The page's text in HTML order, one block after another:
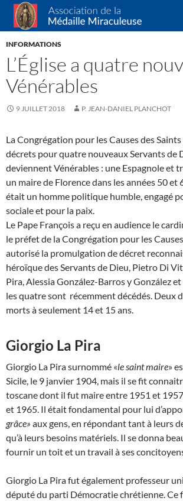
Association de la Médaille Miraculeuse
Recherche
ALLER
INFORMATIONS
L’Église a quatre
Vénérables
9 JUILLET 2018 P. JEAN-DANIEL PLANCHOT
La Congrégation pour les Causes des
décrets pour quatre nouveaux Servants de
deviennent Vénérables : une Espagnole et
un maire de Florence dans les années 50 et
était un homme politique humble, engagé
sociale et pour la paix.
Le Pape François a reçu en audience le
le préfet de la Congrégation pour les
autorisé la promulgation de décret
héroïque des Servants de Dieu, Pietro Di
Pira, Alessia González-Barros y González
les quatre sont récemment décédés. Deux
morts à seulement 14 et 15 ans.
Giorgio La Pira
Giorgio La Pira surnommé «le saint maire»
Sicile, le 9 janvier 1904, mais il se fit
toscane dont il fut maire entre 1951 et
et 1965. Il était fondamental pour lui
grâce» aux gens, en répondant tant à leurs
qu’à leurs besoins matériels. Il se donna
fournir un toit et un travail à ses
Giorgio La Pira fut également professeur
député du parti Démocratie chrétienne. Ce